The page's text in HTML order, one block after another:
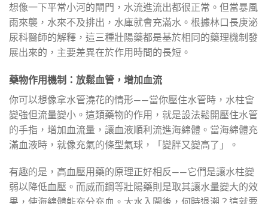
想像一下平常小河的閘門，水流進流出都很正常。但當暴風
雨來襲，水來不及排出，水庫就會充滿水。根據林口長庚泌
尿科醫師的解釋，這三種壯陽藥都是基於相同的藥理機制發
展出來的，主要差異在於作用時間的長短。
藥物作用機制：放鬆血管，增加血流
你可以想像拿水管澆花的情形——當你壓住水管時，水柱會
變強但流量變小。這類藥物的作用，就是設法鬆開壓住水管
的手指，增加血流量，讓血液順利流進海綿體。當海綿體充
滿血液時，就像充氣的條型氣球，「變胖又變高了」。
有趣的是，高血壓用藥的原理正好相反——它們是讓水柱變
弱以降低血壓。而威而鋼等壯陽藥則是取其讓水量變大的效